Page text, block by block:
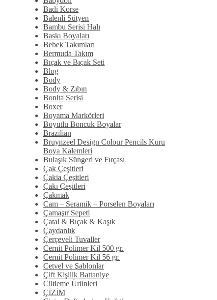
Badi Korse
Balenli Sütyen
Bambu Serisi Halı
Baskı Boyaları
Bebek Takımları
Bermuda Takım
Bıçak ve Bıçak Seti
Blog
Body
Body & Zıbın
Bonita Serisi
Boxer
Boyama Markörleri
Boyutlu Boncuk Boyalar
Brazilian
Bruynzeel Design Colour Pencils Kuru
Boya Kalemleri
Bulaşık Süngeri ve Fırçası
Çak Çeşitleri
Çakia Çeşitleri
Çakı Çeşitleri
Çakmak
Cam – Seramik – Porselen Boyaları
Çamaşır Sepeti
Çatal & Bıçak & Kaşık
Çaydanlık
Çerçeveli Tuvaller
Cernit Polimer Kil 500 gr.
Cernit Polimer Kil 56 gr.
Cetvel ve Şablonlar
Çift Kişilik Battaniye
Ciltleme Ürünleri
ÇİZİM